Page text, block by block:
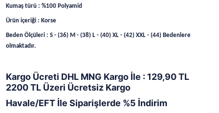
Kumaş türü : %100 Polyamid
Ürün içeriği : Korse
Beden Ölçüleri : S - (36) M - (38) L - (40) XL - (42) XXL - (44) Bedenlere
olmaktadır.
Kargo Ücreti DHL MNG Kargo İle : 129,90 TL
2200 TL Üzeri Ücretsiz Kargo
Havale/EFT İle Siparişlerde %5 İndirim